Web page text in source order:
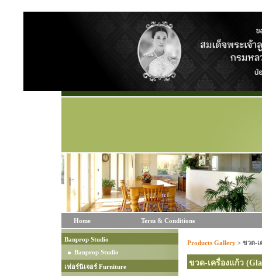
Home Term & Conditions
Banprop Studio
Banprop Studio
เฟอร์นิเจอร์ Furniture
Products Gallery > ขวด-เ
ขวด-เครื่องแก้ว